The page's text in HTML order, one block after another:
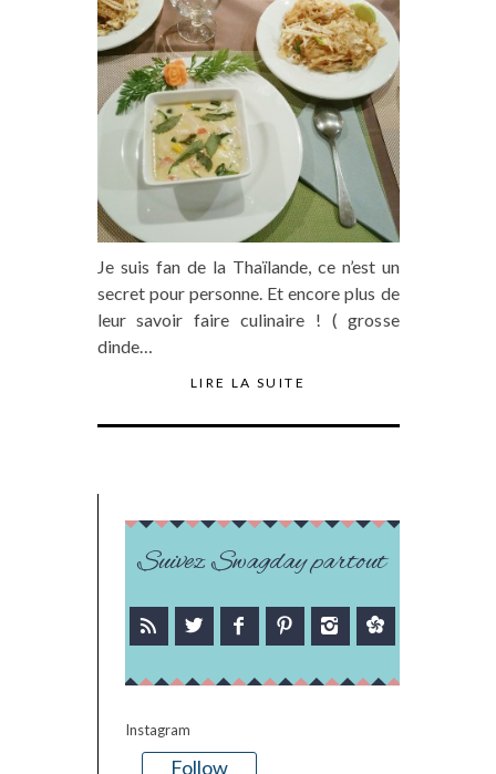
Je suis fan de la Thaïlande, ce n’est un
secret pour personne. Et encore plus de
leur savoir faire culinaire ! ( grosse
dinde…
LIRE LA SUITE
Suivez Swagday partout
Instagram
Follow